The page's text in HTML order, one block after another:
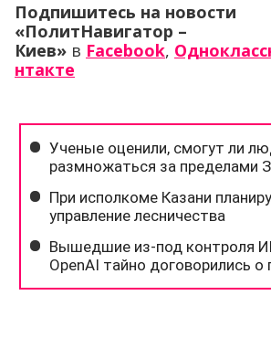
Подпишитесь на новости
«ПолитНавигатор –
Киев» в Facebook,
нтакте